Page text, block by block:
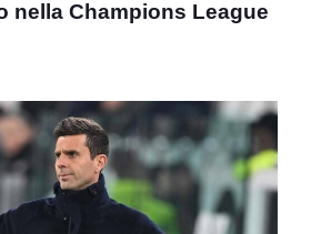
nella Champions League